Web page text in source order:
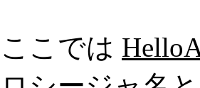
ここでは